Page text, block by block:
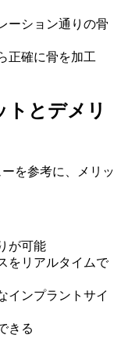
ーション通りの骨
正確に骨を加工
トとデメリ
を参考に、メリッ
が可能
をリアルタイムで
インプラントサイ
きる